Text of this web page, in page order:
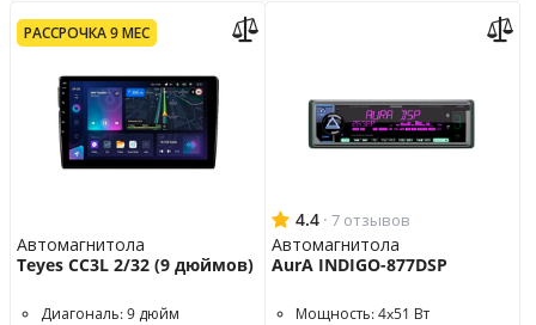
РАССРОЧКА 9 МЕС
Автомагнитола
Teyes CC3L 2/32 (9 дюймов)
Диагональ: 9 дюйм
4.4 · 7 отзывов
Автомагнитола
AurA INDIGO-877DSP
Мощность: 4x51 Вт